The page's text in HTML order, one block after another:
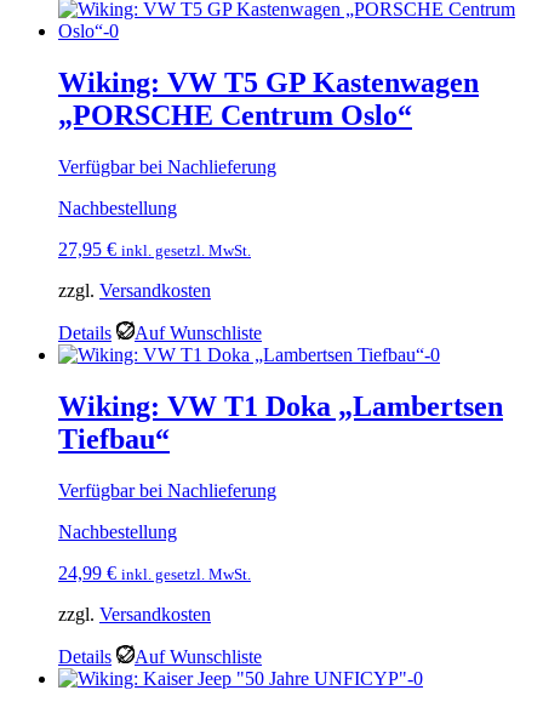
Wiking: VW T5 GP Kastenwagen
„PORSCHE Centrum Oslo“
Verfügbar bei Nachlieferung
Nachbestellung
27,95 € inkl. gesetzl. MwSt.
zzgl. Versandkosten
Details Auf Wunschliste
Wiking: VW T1 Doka „Lambertsen
Tiefbau“
Verfügbar bei Nachlieferung
Nachbestellung
24,99 € inkl. gesetzl. MwSt.
zzgl. Versandkosten
Details Auf Wunschliste